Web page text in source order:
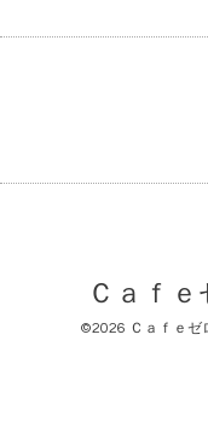
Ｃａｆ
©2026 Ｃａｆｅゼ